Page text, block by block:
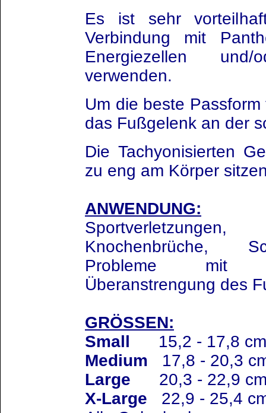
Es ist sehr
Verbindung mit
Energiezellen
verwenden.
Um die beste
das Fußgelenk an der
Die Tachyonisierten
zu eng am Körper
ANWENDUNG:
Knochenbrüche,
Probleme mit
Überanstrengung des
GRÖSSEN:
Small 15,2 - 17,8
Medium 17,8 - 20,3
Large 20,3 - 22,9
X-Large 22,9 - 25,4